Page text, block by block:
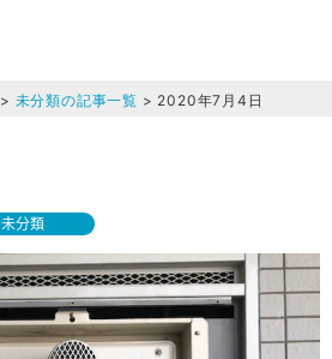
> 未分類の記事一覧 > 2020年7月4日
未分類